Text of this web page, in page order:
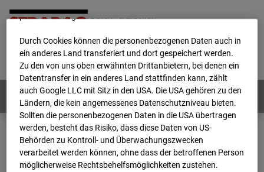
Home E-Mail Impressum
Login
Deutsch / English
Webcams: Alle Länder
Home
Deutschland
BC-120 - BV W2 Campus BT 1-3
Archiv
personenbezogene Daten verarbeitet.
Durch Cookies können die personenbezogenen Daten auch in
ein anderes Land transferiert und dort gespeichert werden.
Zu den von uns oben erwähnten Drittanbietern, bei denen ein
Datentransfer in ein anderes Land stattfinden kann, zählt
auch Google LLC mit Sitz in den USA. Die USA gehören zu den
Ländern, die kein angemessenes Datenschutzniveau bieten.
Sollten die personenbezogenen Daten in die USA übertragen
werden, besteht das Risiko, dass diese Daten von US-
Behörden zu Kontroll- und Überwachungszwecken
verarbeitet werden können, ohne dass der betroffenen Person
möglicherweise Rechtsbehelfsmöglichkeiten zustehen.